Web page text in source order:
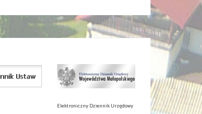
Elektroniczny Dziennik Urzędowy